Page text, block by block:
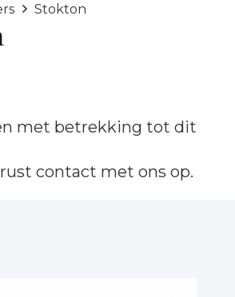
Stokton
met betrekking tot dit
contact met ons op.